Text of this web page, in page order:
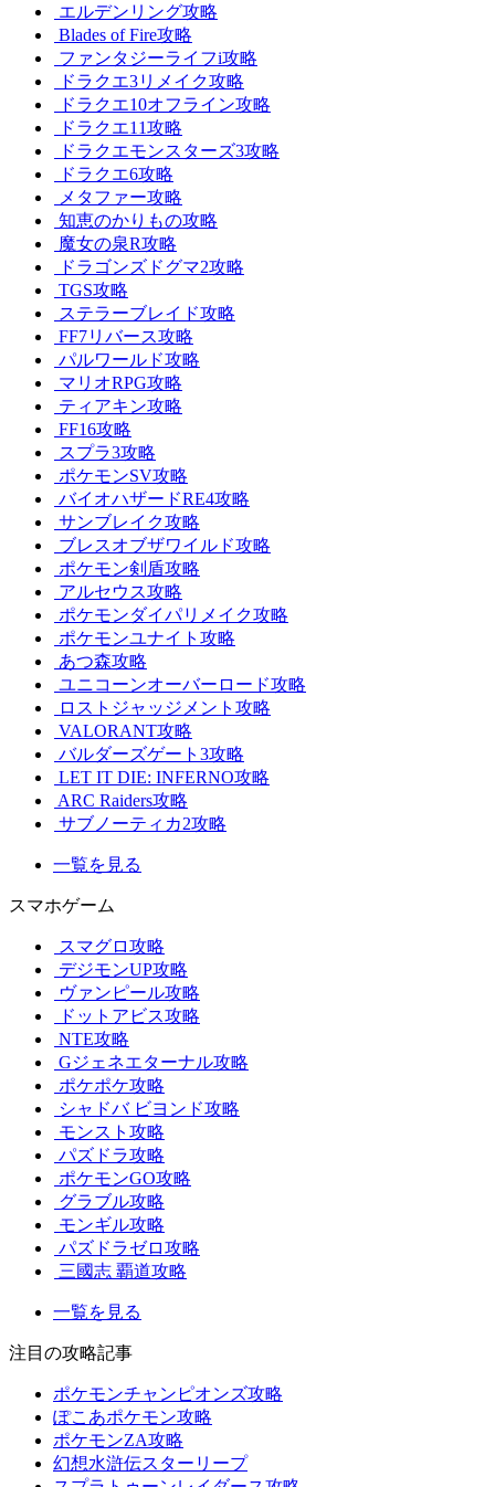
エルデンリング攻略
Blades of Fire攻略
ファンタジーライフi攻略
ドラクエ3リメイク攻略
ドラクエ10オフライン攻略
ドラクエ11攻略
ドラクエモンスターズ3攻略
ドラクエ6攻略
メタファー攻略
知恵のかりもの攻略
魔女の泉R攻略
ドラゴンズドグマ2攻略
TGS攻略
ステラーブレイド攻略
FF7リバース攻略
パルワールド攻略
マリオRPG攻略
ティアキン攻略
FF16攻略
スプラ3攻略
ポケモンSV攻略
バイオハザードRE4攻略
サンブレイク攻略
ブレスオブザワイルド攻略
ポケモン剣盾攻略
アルセウス攻略
ポケモンダイパリメイク攻略
ポケモンユナイト攻略
あつ森攻略
ユニコーンオーバーロード攻略
ロストジャッジメント攻略
VALORANT攻略
バルダーズゲート3攻略
LET IT DIE: INFERNO攻略
ARC Raiders攻略
サブノーティカ2攻略
一覧を見る
スマホゲーム
スマグロ攻略
デジモンUP攻略
ヴァンピール攻略
ドットアビス攻略
NTE攻略
Gジェネエターナル攻略
ポケポケ攻略
シャドバ ビヨンド攻略
モンスト攻略
パズドラ攻略
ポケモンGO攻略
グラブル攻略
モンギル攻略
パズドラゼロ攻略
三國志 覇道攻略
一覧を見る
注目の攻略記事
ポケモンチャンピオンズ攻略
ぽこあポケモン攻略
ポケモンZA攻略
幻想水滸伝スターリープ